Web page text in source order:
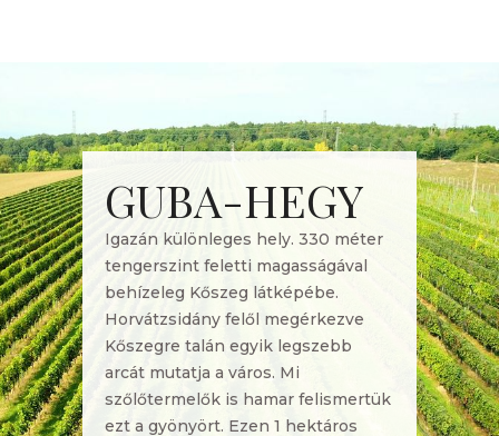
GUBA-HEGY
Igazán különleges hely. 330 méter
tengerszint feletti magasságával
behízeleg Kőszeg látképébe.
Horvátzsidány felől megérkezve
Kőszegre talán egyik legszebb
arcát mutatja a város. Mi
szőlőtermelők is hamar felismertük
ezt a gyönyört. Ezen 1 hektáros